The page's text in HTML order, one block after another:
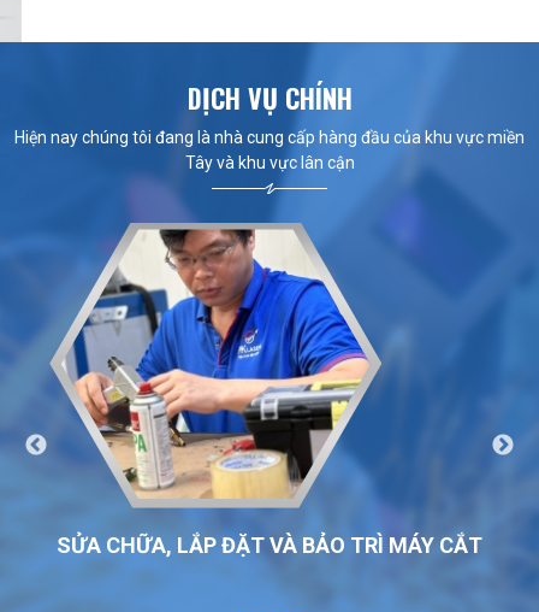
DỊCH VỤ CHÍNH
Hiện nay chúng tôi đang là nhà cung cấp hàng đầu của khu vực miền
Tây và khu vực lân cận
SỬA CHỮA, LẮP ĐẶT VÀ BẢO TRÌ MÁY CẮT